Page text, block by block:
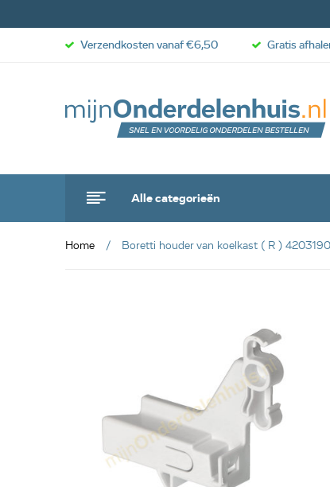
Alle categorieën
Verzendkosten vanaf €6,50 Gratis
Home Boretti houder van koelkast ( R )